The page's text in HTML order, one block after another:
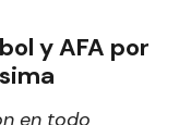
y AFA por
en todo